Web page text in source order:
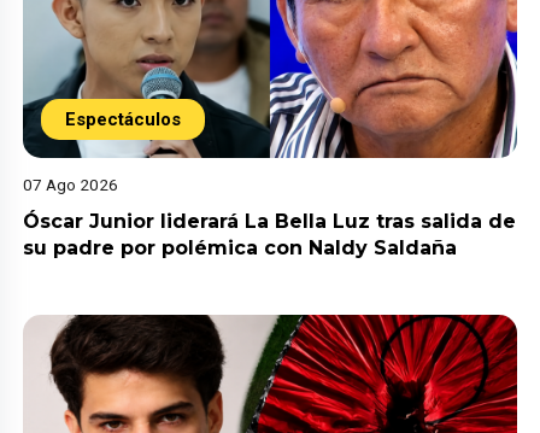
Espectáculos
07 Ago 2026
Óscar Junior liderará La Bella Luz tras salida de
su padre por polémica con Naldy Saldaña